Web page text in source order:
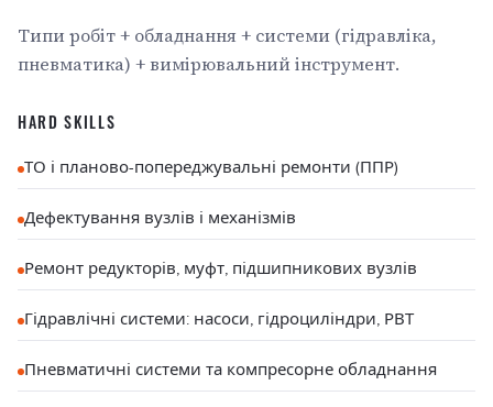
Типи робіт + обладнання + системи (гідравліка,
пневматика) + вимірювальний інструмент.
HARD SKILLS
ТО і планово-попереджувальні ремонти (ППР)
Дефектування вузлів і механізмів
Ремонт редукторів, муфт, підшипникових вузлів
Гідравлічні системи: насоси, гідроциліндри, РВТ
Пневматичні системи та компресорне обладнання